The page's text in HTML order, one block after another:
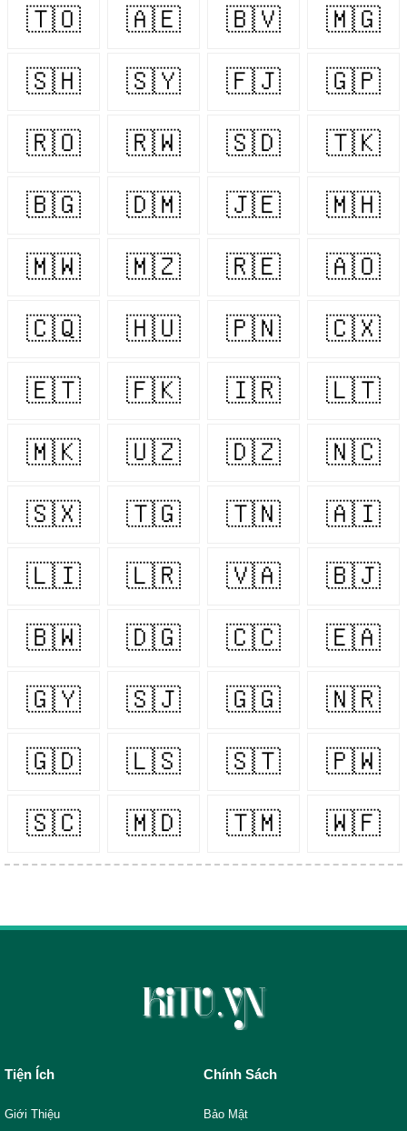
🇹🇴 🇦🇪 🇧🇻 🇲🇬
🇸🇭 🇸🇾 🇫🇯 🇬🇵
🇷🇴 🇷🇼 🇸🇩 🇹🇰
🇧🇬 🇩🇲 🇯🇪 🇲🇭
🇲🇼 🇲🇿 🇷🇪 🇦🇴
🇨🇶 🇭🇺 🇵🇳 🇨🇽
🇪🇹 🇫🇰 🇮🇷 🇱🇹
🇲🇰 🇺🇿 🇩🇿 🇳🇨
🇸🇽 🇹🇬 🇹🇳 🇦🇮
🇱🇮 🇱🇷 🇻🇦 🇧🇯
🇧🇼 🇩🇬 🇨🇨 🇪🇦
🇬🇾 🇸🇯 🇬🇬 🇳🇷
🇬🇩 🇱🇸 🇸🇹 🇵🇼
🇸🇨 🇲🇩 🇹🇲 🇼🇫
Tiện Ích
Giới Thiệu
Chính Sách
Bảo Mật